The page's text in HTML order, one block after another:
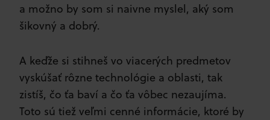
a možno by som si naivne myslel, aký som
šikovný a dobrý.
A keďže si stihneš vo viacerých predmetov
vyskúšať rôzne technológie a oblasti, tak
zistíš, čo ťa baví a čo ťa vôbec nezaujíma.
Toto sú tiež veľmi cenné informácie, ktoré by